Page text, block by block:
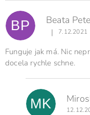
BP Beata
Hodnocení
| 7.12.2021
Funguje jak má. Nic
docela rychle schne.
MK